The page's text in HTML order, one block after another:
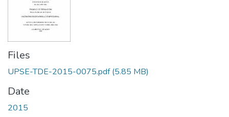
Files
UPSE-TDE-2015-0075.pdf(5.85 MB)
Date
2015